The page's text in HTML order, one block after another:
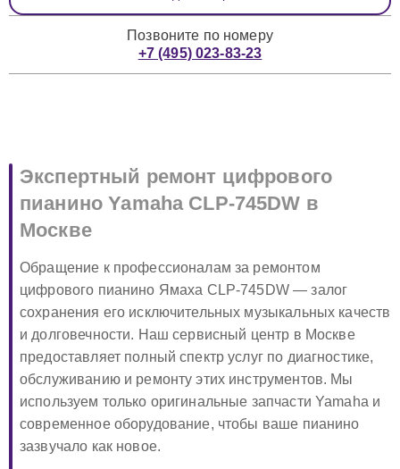
Позвоните по номеру
+7 (495) 023-83-23
Экспертный ремонт цифрового
пианино Yamaha CLP-745DW в
Москве
Обращение к профессионалам за ремонтом
цифрового пианино Ямаха CLP-745DW — залог
сохранения его исключительных музыкальных качеств
и долговечности. Наш сервисный центр в Москве
предоставляет полный спектр услуг по диагностике,
обслуживанию и ремонту этих инструментов. Мы
используем только оригинальные запчасти Yamaha и
современное оборудование, чтобы ваше пианино
зазвучало как новое.